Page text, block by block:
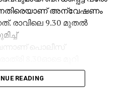
അന്വേഷണം
രാവിലെ 9.30 മുതല്‍
പൊലീസ്
വിവരമുണ്ട്.
READING